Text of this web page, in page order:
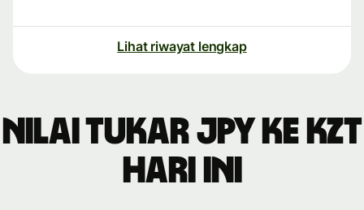
Lihat riwayat lengkap
Nilai tukar JPY ke KZT
hari ini